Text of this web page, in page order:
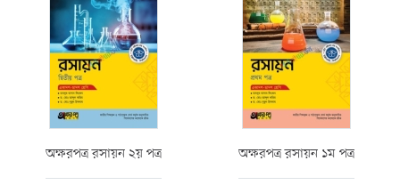
অক্ষরপত্র রসায়ন ২য় পত্র অক্ষরপত্র রসায়ন ১ম পত্র